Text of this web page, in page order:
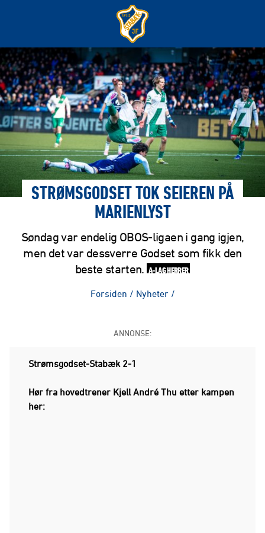
STRØMSGODSET TOK SEIEREN PÅ
MARIENLYST
Søndag var endelig OBOS-ligaen i gang igjen,
men det var dessverre Godset som fikk den
beste starten. A-LAG HERRER
Forsiden / Nyheter /
ANNONSE:
Strømsgodset-Stabæk 2-1
Hør fra hovedtrener Kjell André Thu etter kampen
her: